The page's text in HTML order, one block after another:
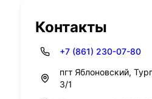
Контакты
+7 (861) 230-07-80
пгт Яблоновский,
3/1